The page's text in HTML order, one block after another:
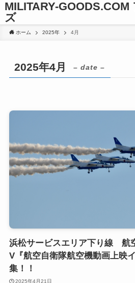
MILITARY-GOODS.COM
ズ
ホーム 2025年 4月
2025年4月 – date –
浜松サービスエリア下り線 航
V『航空自衛隊航空機動画上映
集！！
2025年4月21日